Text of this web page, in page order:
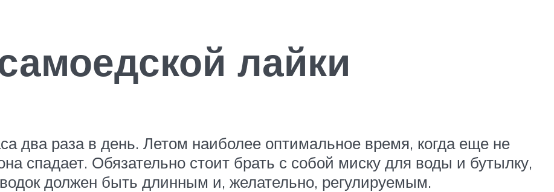
лайки
два раза в день. Летом наиболее оптимальное время, когда еще не
спадает. Обязательно стоит брать с собой миску для воды и бутылку,
должен быть длинным и, желательно, регулируемым.